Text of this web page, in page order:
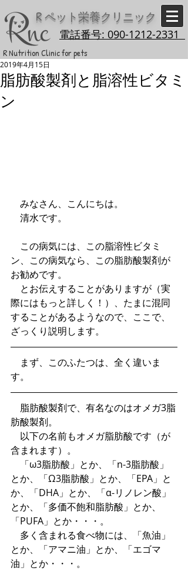
R ペット栄養クリニック
電話番号: 090-1212-2331
R Nutrition Clinic for pets
脂肪酸製剤と脂溶性ビタミ
ン
2019年4月15日
みなさん、こんにちは。
清水です。
この病気には、この脂溶性ビタミ
ン、この病気なら、この脂肪酸製剤が
お勧めです。
とお伝えすることがありますが（実
際にはもっと詳しく！）、たまに混同
することがあるようなので、ここで、
ざっくり説明します。
まず、このふたつは、全く違いま
す。
脂肪酸製剤で、有名なのはオメガ3脂
肪酸製剤。
以下の名前もオメガ脂肪酸です（が
含まれます）。
「ω3脂肪酸」とか、「n-3脂肪酸」
とか、「Ω3脂肪酸」とか、「EPA」と
か、「DHA」とか、「α-リノレン酸」
とか、「多価不飽和脂肪酸」とか、
「PUFA」とか・・・。
多く含まれる食べ物には、「魚油」
とか、「アマニ油」とか、「エゴマ
油」とか・・・。